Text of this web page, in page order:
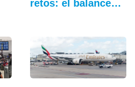
retos: el balance…